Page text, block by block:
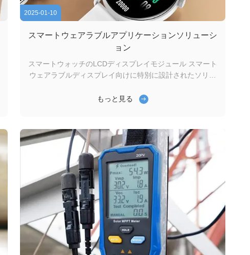
2025-01-10
スマートウェアラブルアプリケーションソリューシ
ョン
スマートウォッチのLCDディスプレイモジュール スマート
ウェアラブルディスプレイ向けに特別に設計されたソリュ
インチまで ブレスレットからスマートウォッチ IPS TFT
度 (−30°C~+80°C) オーダーメイド 超薄厚さ (1.5mm) カス
タムタッチパネルとカバー (反光,反指紋) 欠陥率は0.3% ス
マートウェアラブル市場は 急速に発展しており 消費者は
優雅で機能的で エネルギー効率の良いデバイスを ...
もっと見る